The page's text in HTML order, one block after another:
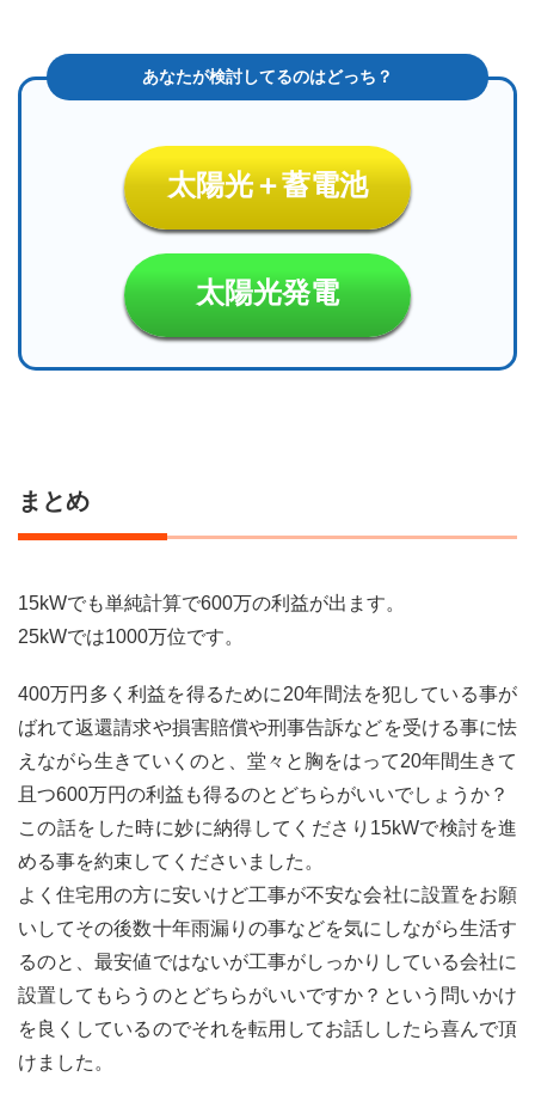
太陽光＋蓄電池
太陽光発電
まとめ
15kWでも単純計算で600万の利益が出ます。
25kWでは1000万位です。
400万円多く利益を得るために20年間法を犯している事が
ばれて返還請求や損害賠償や刑事告訴などを受ける事に怯
えながら生きていくのと、堂々と胸をはって20年間生きて
且つ600万円の利益も得るのとどちらがいいでしょうか？
この話をした時に妙に納得してくださり15kWで検討を進
める事を約束してくださいました。
よく住宅用の方に安いけど工事が不安な会社に設置をお願
いしてその後数十年雨漏りの事などを気にしながら生活す
るのと、最安値ではないが工事がしっかりしている会社に
設置してもらうのとどちらがいいですか？という問いかけ
を良くしているのでそれを転用してお話ししたら喜んで頂
けました。